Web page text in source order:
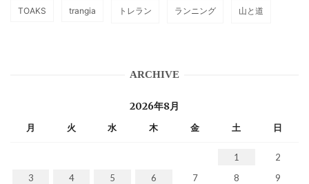
TOAKS trangia トレラン ランニング 山と道
ARCHIVE
2026年8月
月 火 水 木 金 土 日
1
2
3
4 5 6 7 8
9